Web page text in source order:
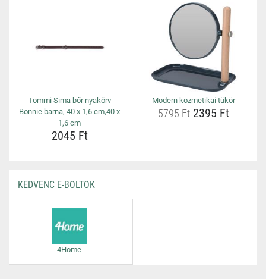
Tommi Sima bőr nyakörv
Bonnie barna, 40 x 1,6 cm,40 x
1,6 cm
2045 Ft
Modern kozmetikai tükör
5795 Ft 2395 Ft
KEDVENC E-BOLTOK
4Home